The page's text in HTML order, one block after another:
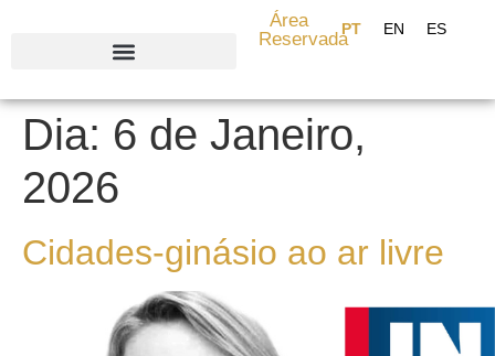
Área
Reservada
Dia: 6 de Janeiro,
2026
Cidades-ginásio ao ar livre